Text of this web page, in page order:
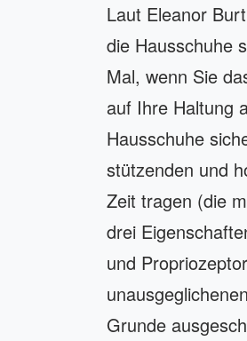
Laut Eleanor
die Hausschuhe
Mal, wenn Sie
auf Ihre Haltung
Hausschuhe
stützenden und
Zeit tragen (die
drei
und
Grunde